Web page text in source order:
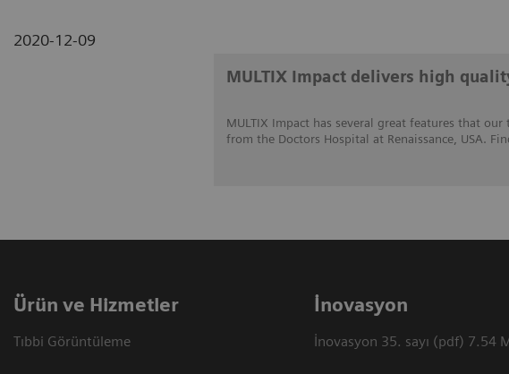
2020-12-09
MULTIX Impact delivers high
MULTIX Impact has several great features that our
from the Doctors Hospital at Renaissance, USA.
Ürün ve Hizmetler
Tıbbi Görüntüleme
İnovasyon
İnovasyon 35. sayı (pdf) 7.54